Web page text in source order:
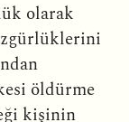
olarak
öldürme
kişinin